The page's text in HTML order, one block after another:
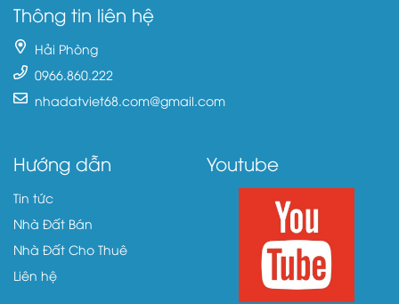
Thông tin liên hệ
Hải Phòng
0966.860.222
nhadatviet68.com@gmail.com
Hướng dẫn
Tin tức
Nhà Đất Bán
Nhà Đất Cho Thuê
Liên hệ
Youtube